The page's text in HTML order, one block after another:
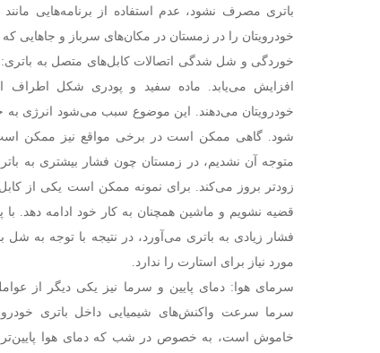
باتری مصرف نشود، عدم استفاده از برنامه‌هایی
خودرویتان را در زمستان در مکان‌های سرباز و جاهایی
خوردگی و شل شدگی اتصالات کابل‌های متصل به
افزایش می‌یابد. ماده سفید و پودری شکل اطراف
خودرویتان می‌دهند. این موضوع سبب می‌شود انرژی به
شود. گاهی ممکن است در برخی مواقع نیز ممکن
متوجه آن نشدیم، در زمستان چون فشار بیشتری به
زودتر بروز می‌کند. برای نمونه ممکن است یکی از
قضیه نشویم و ماشین همچنان به کار خود ادامه دهد. با
فشار زیادی به باتری می‌آورد، در نتیجه با توجه به شل
مورد نیاز برای استارت را ندارد.
سرمای هوا: دمای پایین و سرما نیز یکی دیگر از
سرما سرعت واکنش‌های شیمیایی داخل باتری
خاموش است، به خصوص در شب‌ که دمای هوا پایین‌تر